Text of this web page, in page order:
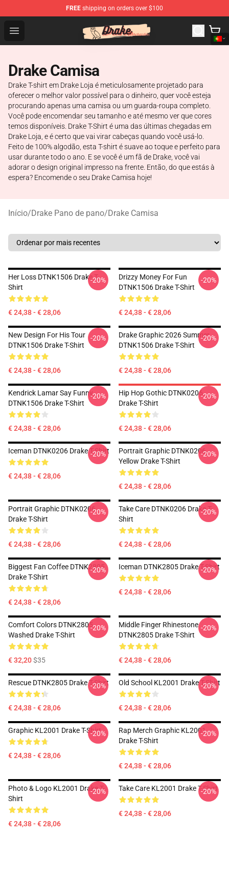
FREE shipping on orders over $100
Open menu
Drake Shop - Official Drake Merchandise Store
Drake Camisa
Drake T-shirt em Drake Loja é meticulosamente projetado para
oferecer o melhor valor possível para o dinheiro, quer você esteja
procurando apenas uma camisa ou um guarda-roupa completo.
Você pode encomendar seu tamanho e até mesmo ver que cores
temos disponíveis. Drake T-Shirt é uma das últimas chegadas em
Drake Loja, e é certo que vai virar cabeças quando você usá-lo.
Feito de 100% algodão, esta T-shirt é suave ao toque e perfeito para
usar durante todo o ano. E se você é um fã de Drake, você vai
adorar o design original impresso na frente. Então, do que estás à
espera? Encomende o seu Drake Camisa hoje!
Início/Drake Pano de pano/Drake Camisa
Her Loss DTNK1506 Drake T-
Shirt
€ 24,38 - € 28,06
-20%
Drizzy Money For Fun
DTNK1506 Drake T-Shirt
€ 24,38 - € 28,06
-20%
New Design For His Tour
DTNK1506 Drake T-Shirt
€ 24,38 - € 28,06
-20%
Drake Graphic 2026 Summer
DTNK1506 Drake T-Shirt
€ 24,38 - € 28,06
-20%
Kendrick Lamar Say Funny
DTNK1506 Drake T-Shirt
€ 24,38 - € 28,06
-20%
Hip Hop Gothic DTNK0206
Drake T-Shirt
€ 24,38 - € 28,06
-20%
Iceman DTNK0206 Drake T-Shirt
€ 24,38 - € 28,06
-20%
Portrait Graphic DTNK0206
Yellow Drake T-Shirt
€ 24,38 - € 28,06
-20%
Portrait Graphic DTNK0206
Drake T-Shirt
€ 24,38 - € 28,06
-20%
Take Care DTNK0206 Drake T-
Shirt
€ 24,38 - € 28,06
-20%
Biggest Fan Coffee DTNK2805
Drake T-Shirt
€ 24,38 - € 28,06
-20% Iceman DTNK2805 Drake T-Shirt
€ 24,38 - € 28,06
-20%
Comfort Colors DTNK2805
Washed Drake T-Shirt
€ 32,20$35
-20%
Middle Finger Rhinestone
DTNK2805 Drake T-Shirt
€ 24,38 - € 28,06
-20%
Rescue DTNK2805 Drake T-Shirt
€ 24,38 - € 28,06
-20% Old School KL2001 Drake T-Shirt
€ 24,38 - € 28,06
-20%
Graphic KL2001 Drake T-Shirt
€ 24,38 - € 28,06
-20%
Rap Merch Graphic KL2001
Drake T-Shirt
€ 24,38 - € 28,06
-20%
Photo & Logo KL2001 Drake T-
Shirt
€ 24,38 - € 28,06
-20% Take Care KL2001 Drake T-Shirt
€ 24,38 - € 28,06
-20%